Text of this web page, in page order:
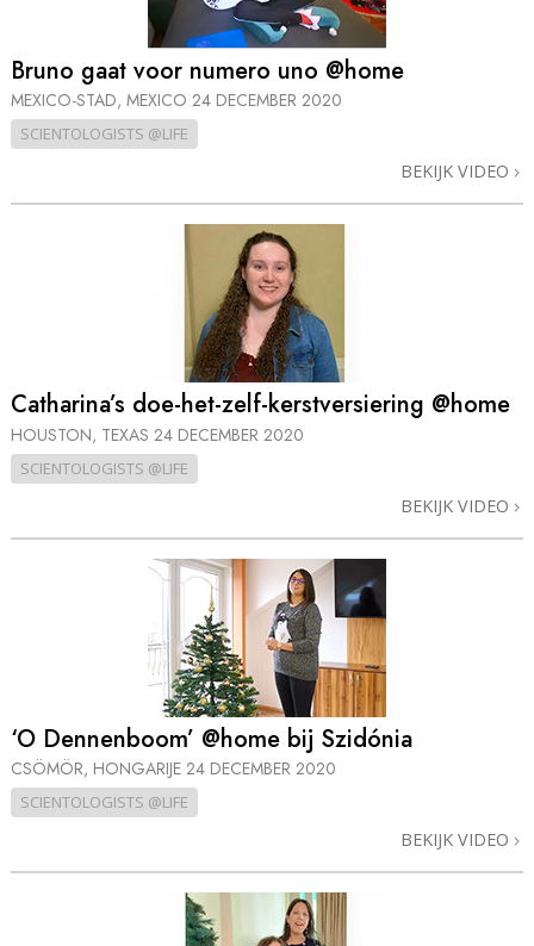
Bruno gaat voor numero uno @home
MEXICO-STAD, MEXICO 24 DECEMBER 2020
SCIENTOLOGISTS @LIFE
BEKIJK VIDEO
Catharina’s doe-het-zelf-kerstversiering @home
HOUSTON, TEXAS 24 DECEMBER 2020
SCIENTOLOGISTS @LIFE
BEKIJK VIDEO
‘O Dennenboom’ @home bij Szidónia
CSÖMÖR, HONGARIJE 24 DECEMBER 2020
SCIENTOLOGISTS @LIFE
BEKIJK VIDEO